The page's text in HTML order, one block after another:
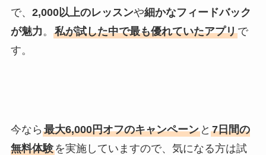
で、 2,000以上のレッスンや細かなフィードバック
が魅力 。 私が試した中で最も優れていたアプリで
す。
今なら 最大6,000円オフのキャンペーンと 7日間の
無料体験を実施していますので、気になる方は試